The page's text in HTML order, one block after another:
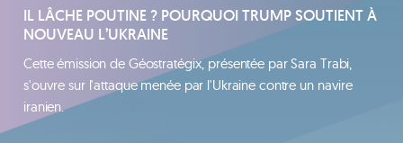
IL LÂCHE POUTINE ? POURQUOI TRUMP SOUTIENT À
NOUVEAU L’UKRAINE
Cette émission de Géostratégix, présentée par Sara Trabi,
s'ouvre sur l'attaque menée par l'Ukraine contre un navire
iranien.